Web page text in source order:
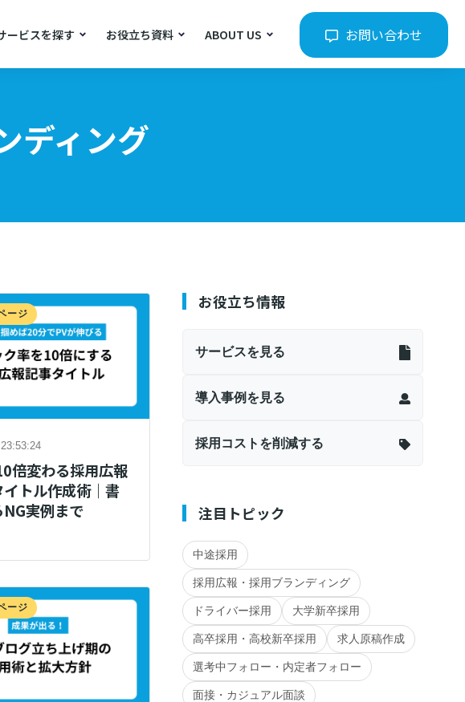
ービスを探す お役立ち資料 ABOUT US お問い合わせ
ディング
ージ
倍変わる採用広報
トル作成術｜書
NG実例まで
ージ
お役立ち情報
サービスを見る
導入事例を見る
採用コストを削減する
注目トピック
中途採用
採用広報・採用ブランディング
ドライバー採用 大学新卒採用
高卒採用・高校新卒採用 求人原稿作成
選考中フォロー・内定者フォロー
面接・カジュアル面談